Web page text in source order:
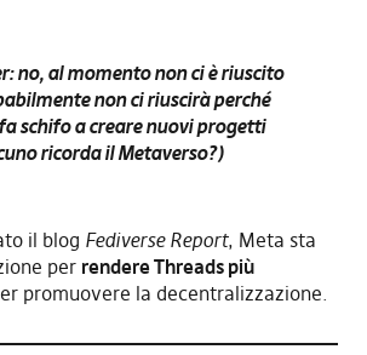
no, al momento non ci è riuscito
non ci riuscirà perché
schifo a creare nuovi progetti
ricorda il Metaverso?)
il blog Fediverse Report, Meta sta
per rendere Threads più
promuovere la decentralizzazione.